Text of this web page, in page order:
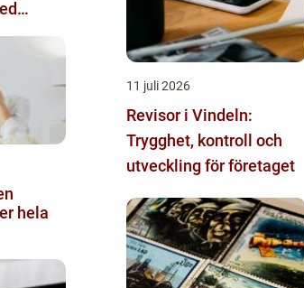
hela
11 juli 2026
Revisor i Vindeln:
Trygghet, kontroll och
utveckling för företaget